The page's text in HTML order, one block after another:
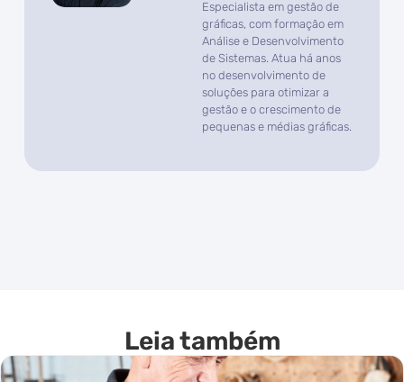
Especialista em gestão de
gráficas, com formação em
Análise e Desenvolvimento
de Sistemas. Atua há anos
no desenvolvimento de
soluções para otimizar a
gestão e o crescimento de
pequenas e médias gráficas.
Leia também